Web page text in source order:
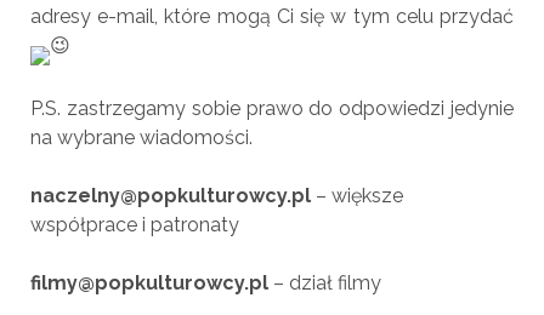
adresy e-mail, które mogą Ci się w tym celu przydać
P.S. zastrzegamy sobie prawo do odpowiedzi jedynie
na wybrane wiadomości.
naczelny@popkulturowcy.pl– większe
współprace i patronaty
filmy@popkulturowcy.pl– dział filmy